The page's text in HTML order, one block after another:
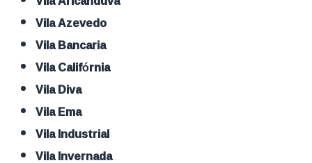
Vila Azevedo
Vila Bancaria
Vila Califórnia
Vila Diva
Vila Ema
Vila Industrial
Vila Invernada